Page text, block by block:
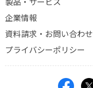
企業情報
資料請求・お問い合わせ
プライバシーポリシー